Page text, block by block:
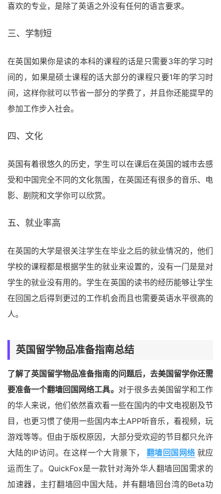
喜欢的专业，是除了英语之外没有任何的语言要求。
三、学制短
在英国如果你是读的本科的课程的话是只需要3年的学习时
间的，如果是硕士课程的话大部分的课程只要1年的学习时
间，这样你就可以节省一部分的学费了，并且你还能提早的
参加工作步入社会。
四、文化
英国有着很悠久的历史，学生可以在课后在英国的城市去感
受和中国完全不同的文化氛围，在英国还有很多的音乐、电
影、剧院和文学你可以欣赏。
五、就业率高
在英国的大学是很关注学生在毕业之后的就业情况的，他们
学校的课程都是根据学生的就业来设置的，没有一门是是对
学生的就业没有用的。学生在英国的读书的经历能够让学生
在回国之后得到更过的工作机会而且也需要英语水平很高的
人。
英国留学物品准备指南总结
了解了英国留学物品准备指南的问题后，去美国留学你还需
要准备一个翻墙回国网络工具。 对于很多去美国留学和工作
的华人来说，他们依然喜欢看一些在国内的中文电视剧及节
目，也更习惯了使用一些国内本土APP听音乐，看视频，玩
游戏等等。但由于版权原因，大部分受欢迎的节目都只允许
大陆的IP访问。在这样一个大背景下，
翻墙回国网络 就应
运而生了。QuickFox是一款针对海外华人翻墙回国需求的
加速器，主打翻墙回中国大陆，并有翻墙回台湾的Beta功